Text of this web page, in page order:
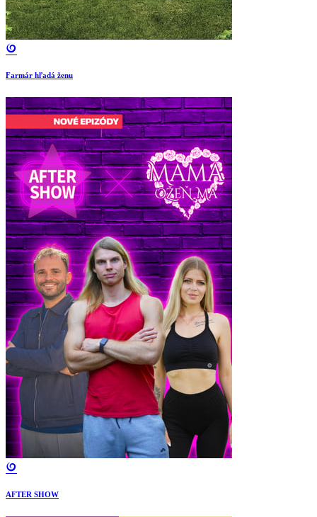
Farmár hľadá ženu
AFTER SHOW